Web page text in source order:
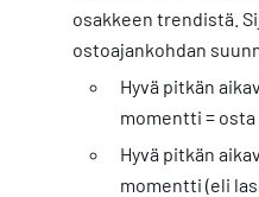
osakkeen trendistä.
ostoajankohdan
Hyvä pitkän
momentti =
Hyvä pitkän
momentti (eli